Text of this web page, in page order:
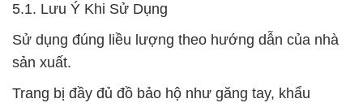
5.1. Lưu Ý Khi Sử Dụng
Sử dụng đúng liều lượng theo hướng dẫn của nhà
sản xuất.
Trang bị đầy đủ đồ bảo hộ như găng tay, khẩu